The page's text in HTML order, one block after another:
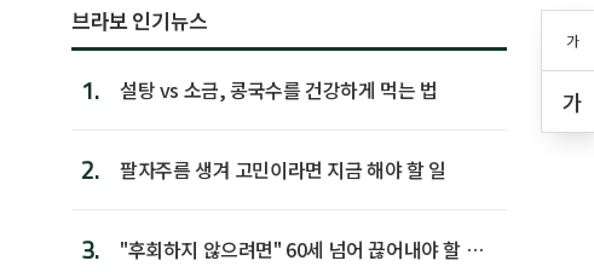
가
가
브라보 인기뉴스
1. 설탕 vs 소금, 콩국수를 건강하게 먹는 법
2. 팔자주름 생겨 고민이라면 지금 해야 할 일
3.
"후회하지 않으려면" 60세 넘어 끊어내야 할 사